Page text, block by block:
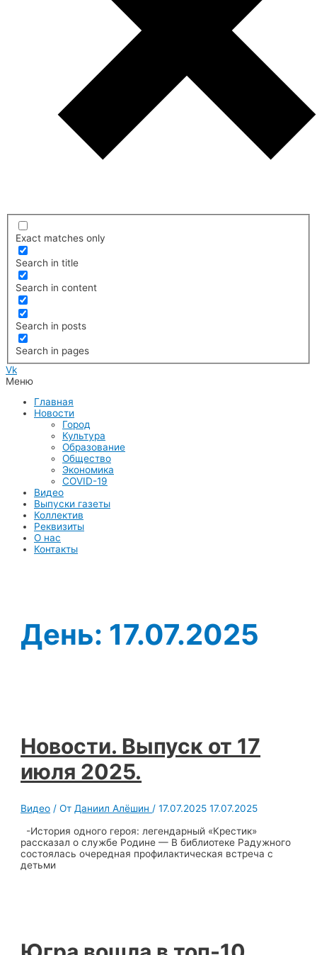
Exact matches only
Search in title
Search in content
Search in posts
Search in pages
Vk
Меню
Главная
Новости
Город
Культура
Образование
Общество
Экономика
COVID-19
Видео
Выпуски газеты
Коллектив
Реквизиты
О нас
Контакты
День: 17.07.2025
Новости. Выпуск от 17
июля 2025.
Видео / От Даниил Алёшин /17.07.2025 17.07.2025
-История одного героя: легендарный «Крестик»
рассказал о службе Родине — В библиотеке Радужного
состоялась очередная профилактическая встреча с
детьми